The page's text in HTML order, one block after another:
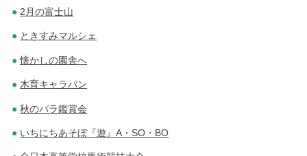
2月の富士山
ときすみマルシェ
懐かしの園舎へ
木育キャラバン
秋のバラ鑑賞会
いちにちあそぼ『遊』A・SO・BO